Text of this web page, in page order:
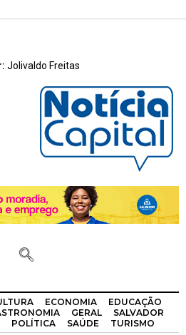
Jolivaldo Freitas
ECONOMIA
EDUCAÇÃO
GERAL
SALVADOR
POLÍTICA SAÚDE TURISMO